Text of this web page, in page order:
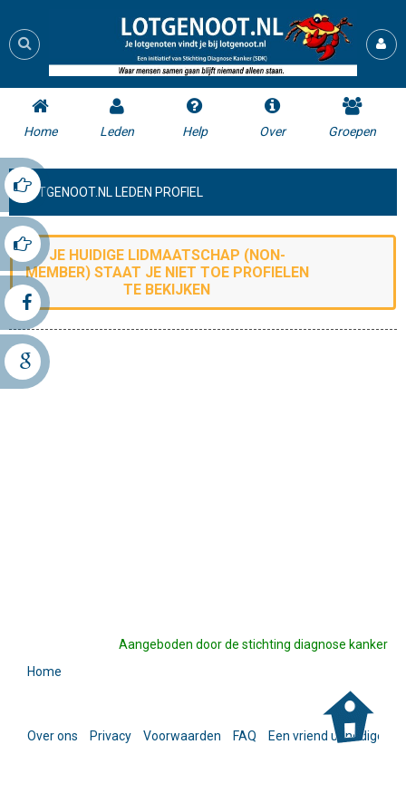
Home Leden Help Over Groepen
LOTGENOOT.NL LEDEN PROFIEL
JE HUIDIGE LIDMAATSCHAP (NON-
MEMBER) STAAT JE NIET TOE PROFIELEN
TE BEKIJKEN
Home
Aangeboden door de stichting diagnose kanker
Over ons Privacy Voorwaarden FAQ Een vriend uitnodigen